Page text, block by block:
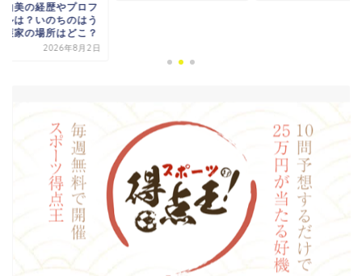
由美の経歴やプロフ
ルは？いのちのはう
護家の場所はどこ？
2026年8月2日